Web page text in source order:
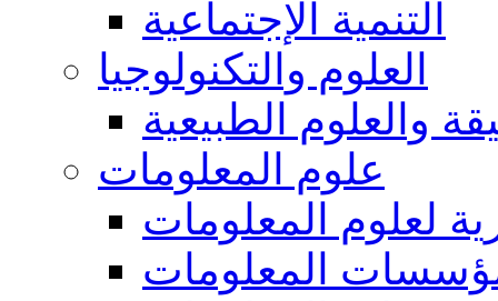
التنمية الإجتماعية
العلوم والتكنولوجيا
والعلوم الطبيعية
علوم المعلومات
لعلوم المعلومات
المعلومات